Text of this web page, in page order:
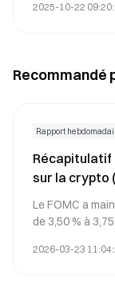
présager une
prévisions de
souhaitant
2025-10-22
Recommandé
Rapport
Récapitulatif
sur la crypto
Le FOMC a
de 3,50 % à
divergence
2026-03-23